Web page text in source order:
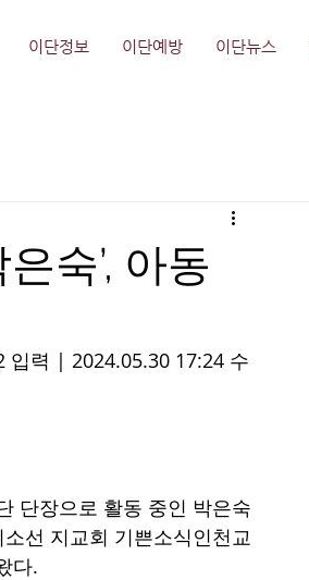
이단정보 이단예방 이단뉴스
숙’, 아동
입력 | 2024.05.30 17:24 수
단장으로 활동 중인 박은숙
선 지교회 기쁜소식인천교
다.